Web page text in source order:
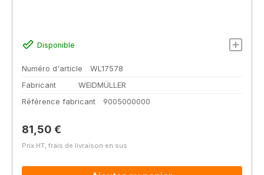
Disponible
Numéro d'article
WL17578
Fabricant
WEIDMÜLLER
Référence fabricant
9005000000
Prix régulier :
81,50 €
Prix HT, frais de livraison en sus